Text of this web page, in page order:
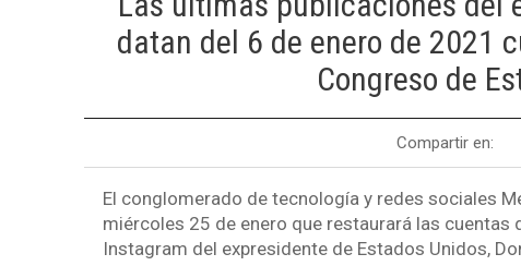
datan del 6 de enero de 2021
Congreso de
Compartir en:
El conglomerado de tecnología y redes sociales
miércoles 25 de enero que restaurará las cuentas
Instagram del expresidente de Estados Unidos,